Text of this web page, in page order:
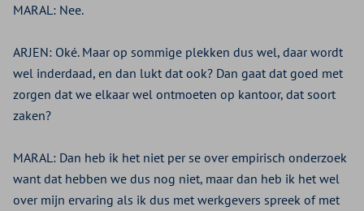
MARAL: Nee.
ARJEN: Oké. Maar op sommige plekken dus wel, daar wordt
wel inderdaad, en dan lukt dat ook? Dan gaat dat goed met
zorgen dat we elkaar wel ontmoeten op kantoor, dat soort
zaken?
MARAL: Dan heb ik het niet per se over empirisch onderzoek
want dat hebben we dus nog niet, maar dan heb ik het wel
over mijn ervaring als ik dus met werkgevers spreek of met